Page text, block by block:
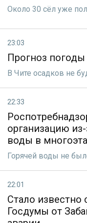
Около 30 сёл уже
23:03
Прогноз погоды
В Чите осадков не
22:33
организацию из-
воды в
Горячей воды не
22:01
Стало известно
Госдумы от